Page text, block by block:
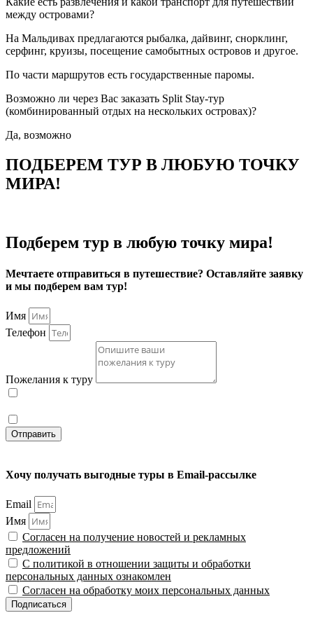
между островами?
На Мальдивах предлагаются рыбалка, дайвинг, снорклинг,
серфинг, круизы, посещение самобытных островов и другое.
По части маршрутов есть государственные паромы.
Возможно ли через Вас заказать Split Stay-тур
(комбинированный отдых на нескольких островах)?
Да, возможно
ПОДБЕРЕМ ТУР В ЛЮБУЮ ТОЧКУ
МИРА!
Подберем тур в любую точку мира!
Мечтаете отправиться в путешествие? Оставляйте заявку
и мы подберем вам тур!
Имя
Телефон
Пожелания к туру
Отправить
Хочу получать выгодные туры в Email-рассылке
Email
Имя
Согласен на получение новостей и рекламных
предложений
С политикой в отношении защиты и обработки
персональных данных ознакомлен
Согласен на обработку моих персональных данных
Подписаться